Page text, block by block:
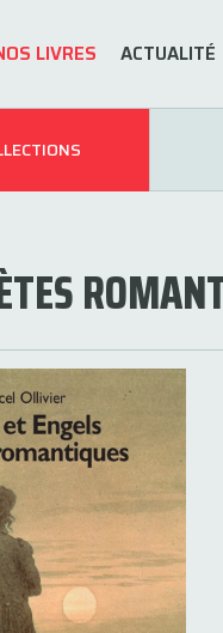
LIVRES ACTUALITÉ